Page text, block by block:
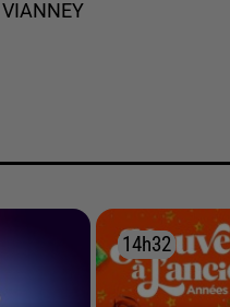
VIANNEY
14h32
14h32